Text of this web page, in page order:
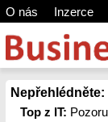
O nás Inzerce
Nepřehlédněte:
Top z IT: